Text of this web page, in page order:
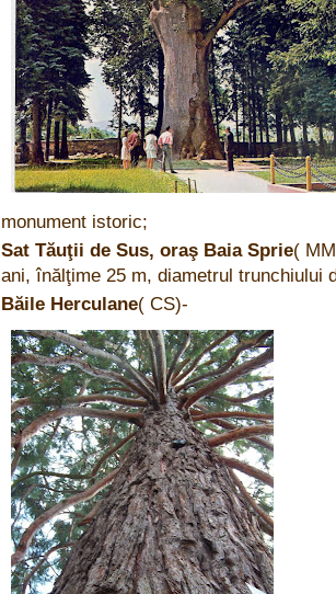
monument istoric;
Sat Tăuţii de Sus, oraş Baia Sprie(
ani, înălţime 25 m, diametrul trunchiului
Băile Herculane( CS)-